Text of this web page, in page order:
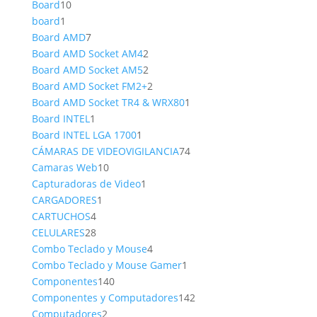
Board1010
board1
producto
Board AMD77
productos
Board AMD Socket AM422
productos
Board AMD Socket AM522
productos
Board AMD Socket FM2+22
productos
Board AMD Socket TR4 & WRX801
Board INTEL1
producto
Board INTEL LGA 17001
producto
CÁMARAS DE VIDEOVIGILANCIA7474
Camaras Web1010
productos
Capturadoras de Video1
CARGADORES1
CARTUCHOS44
productos
CELULARES2828
productos
Combo Teclado y Mouse44
productos
Combo Teclado y Mouse Gamer1
Componentes140140
productos
Componentes y Computadores142142
Computadores22